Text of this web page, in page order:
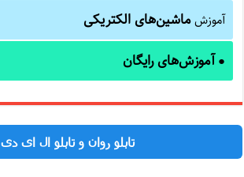
آموزشماشین‌های الکتریکی
●آموزش‌های رایگان
تابلو روان و تابلو ال ای دی